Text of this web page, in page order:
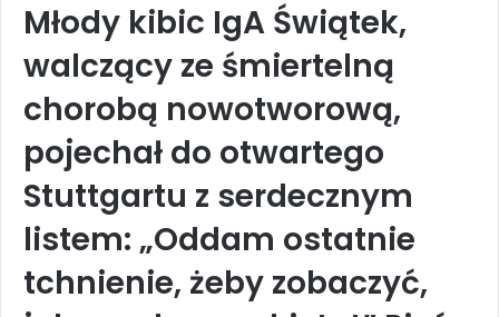
Młody kibic IgA Świątek,
walczący ze śmiertelną
chorobą nowotworową,
pojechał do otwartego
Stuttgartu z serdecznym
listem: „Oddam ostatnie
tchnienie, żeby zobaczyć,